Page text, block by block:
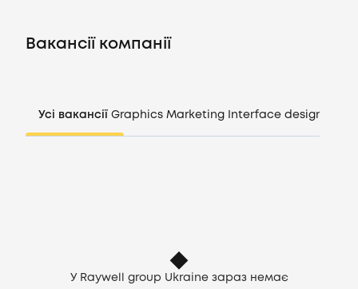
CV генератор
Вакансії компанії
Усі вакансії Graphics Marketing Interface design
У Raywell group Ukraine зараз немає